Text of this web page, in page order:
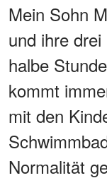
Mein Sohn
und ihre
halbe
kommt
mit den
Normalität